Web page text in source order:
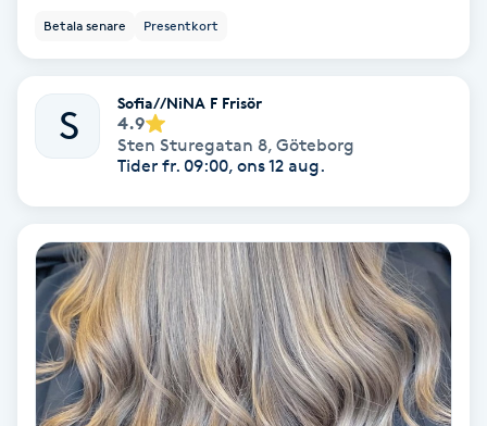
Ombre naglar
Ortopedi
Osteopati
Betala senare Presentkort
S
Sofia//NiNA F Frisör
4.9
Sten Sturegatan 8, Göteborg
Tider fr. 09:00, ons 12 aug.